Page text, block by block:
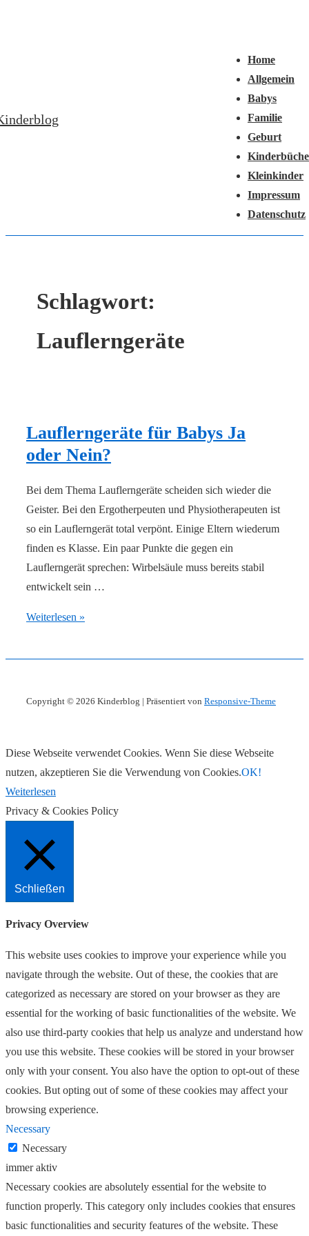
Home
Allgemein
Babys
Familie
Geburt
Kleinkinder
Impressum
Datenschutz
Schlagwort:
Lauflerngeräte
Lauflerngeräte für Babys Ja
oder Nein?
Bei dem Thema Lauflerngeräte scheiden sich wieder die
Geister. Bei den Ergotherpeuten und Physiotherapeuten ist
so ein Lauflerngerät total verpönt. Einige Eltern wiederum
finden es Klasse. Ein paar Punkte die gegen ein
Lauflerngerät sprechen: Wirbelsäule muss bereits stabil
entwickelt sein …
Lauflerngeräte
Weiterlesen »
Copyright © 2026 Kinderblog | Präsentiert von Responsive-Theme
Diese Webseite verwendet Cookies. Wenn Sie diese Webseite
nutzen, akzeptieren Sie die Verwendung von Cookies.OK!
Weiterlesen
Privacy & Cookies Policy
Schließen
Privacy Overview
This website uses cookies to improve your experience while you
navigate through the website. Out of these, the cookies that are
categorized as necessary are stored on your browser as they are
essential for the working of basic functionalities of the website. We
also use third-party cookies that help us analyze and understand how
you use this website. These cookies will be stored in your browser
only with your consent. You also have the option to opt-out of these
cookies. But opting out of some of these cookies may affect your
browsing experience.
Necessary
Necessary
immer aktiv
Necessary cookies are absolutely essential for the website to
function properly. This category only includes cookies that ensures
basic functionalities and security features of the website. These